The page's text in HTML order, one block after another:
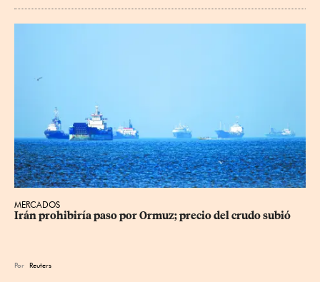
MERCADOS
Irán prohibiría paso por Ormuz; precio del crudo subió
Por Reuters